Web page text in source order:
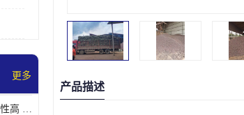
更多
林芝陶粒批发价格 稳定性高 便于搬运和使用
产品描述